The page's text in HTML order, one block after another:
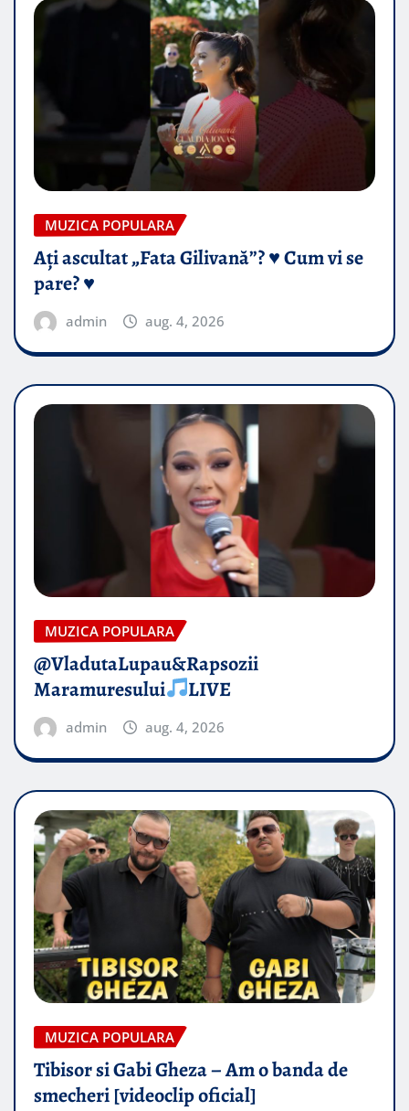
MUZICA POPULARA
Ați ascultat „Fata Gilivană”? ♥️ Cum vi se
pare? ♥️
admin aug. 4, 2026
MUZICA POPULARA
@VladutaLupau&Rapsozii
Maramuresului
LIVE
admin aug. 4, 2026
MUZICA POPULARA
Tibisor si Gabi Gheza – Am o banda de
smecheri [videoclip oficial]